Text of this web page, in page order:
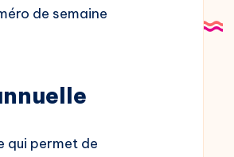
de semaine
qui permet de